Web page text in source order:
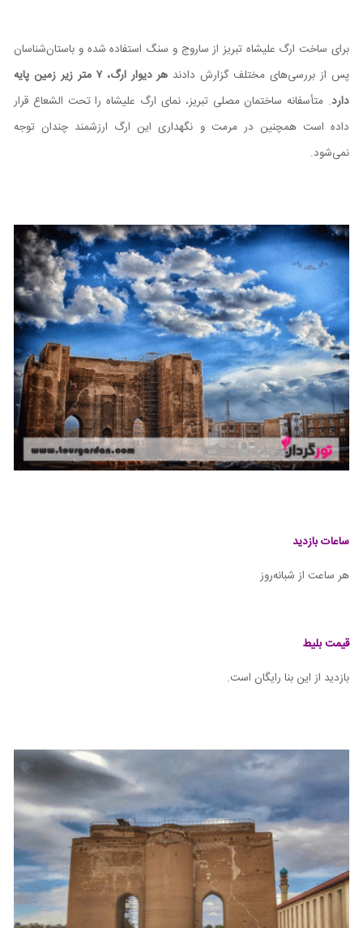
برای ساخت ارگ علیشاه تبریز از ساروج و سنگ استفاده شده و باستان‌شناسان
پس از بررسی‌های مختلف گزارش دادند
هر دیوار ارگ، ۷ متر زیر زمین پایه
دارد. متأسفانه ساختمان مصلی تبریز، نمای ارگ علیشاه را تحت الشعاع قرار
داده است همچنین در مرمت و نگهداری این ارگ ارزشمند چندان توجه
نمی‌شود.
ساعات بازدید
هر ساعت از شبانه‌روز
قیمت بلیط
بازدید از این بنا رایگان است.